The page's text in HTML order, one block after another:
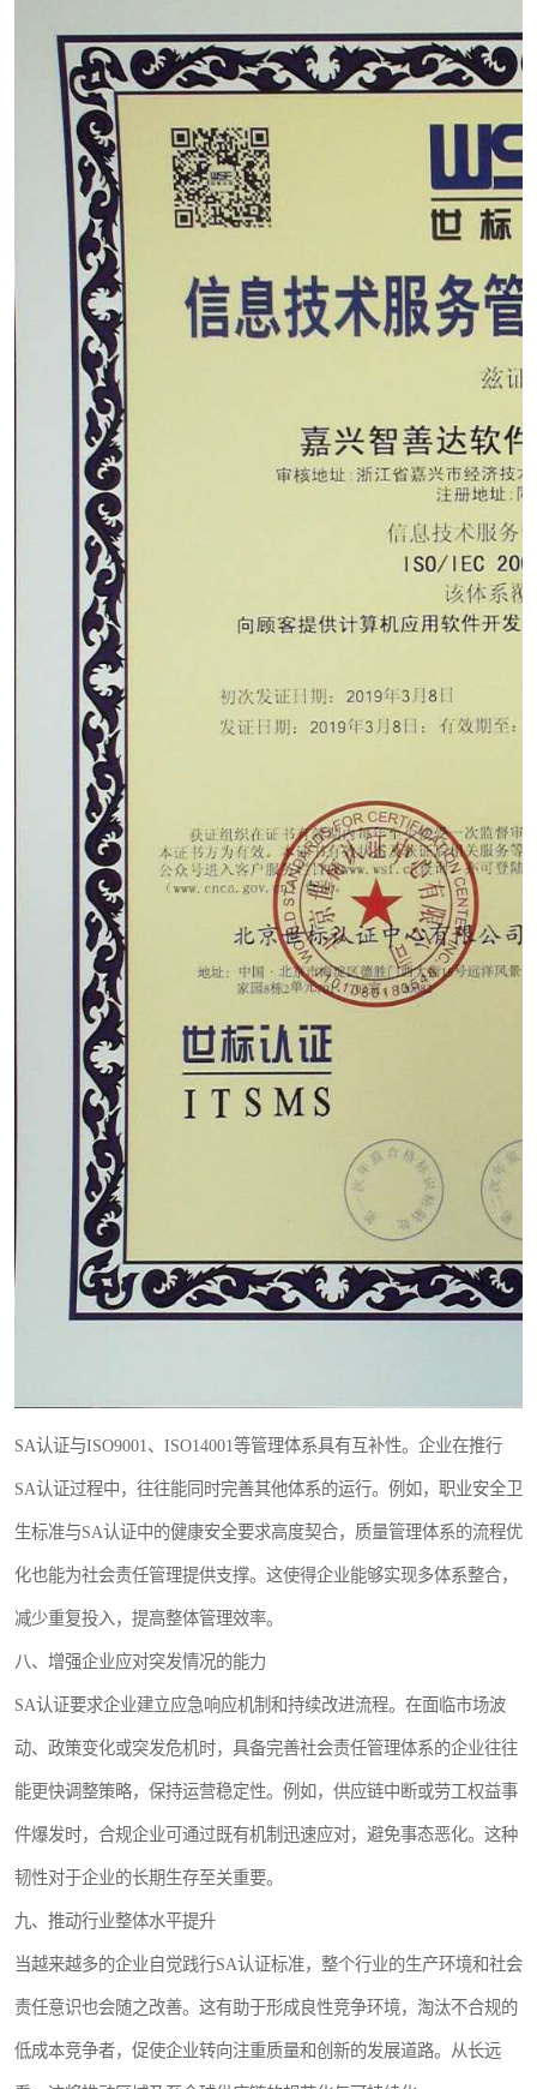
SA认证与ISO9001、ISO14001等管理体系具有互补性。企业在推行
SA认证过程中，往往能同时完善其他体系的运行。例如，职业安全卫
生标准与SA认证中的健康安全要求高度契合，质量管理体系的流程优
化也能为社会责任管理提供支撑。这使得企业能够实现多体系整合，
减少重复投入，提高整体管理效率。
八、增强企业应对突发情况的能力
SA认证要求企业建立应急响应机制和持续改进流程。在面临市场波
动、政策变化或突发危机时，具备完善社会责任管理体系的企业往往
能更快调整策略，保持运营稳定性。例如，供应链中断或劳工权益事
件爆发时，合规企业可通过既有机制迅速应对，避免事态恶化。这种
韧性对于企业的长期生存至关重要。
九、推动行业整体水平提升
当越来越多的企业自觉践行SA认证标准，整个行业的生产环境和社会
责任意识也会随之改善。这有助于形成良性竞争环境，淘汰不合规的
低成本竞争者，促使企业转向注重质量和创新的发展道路。从长远